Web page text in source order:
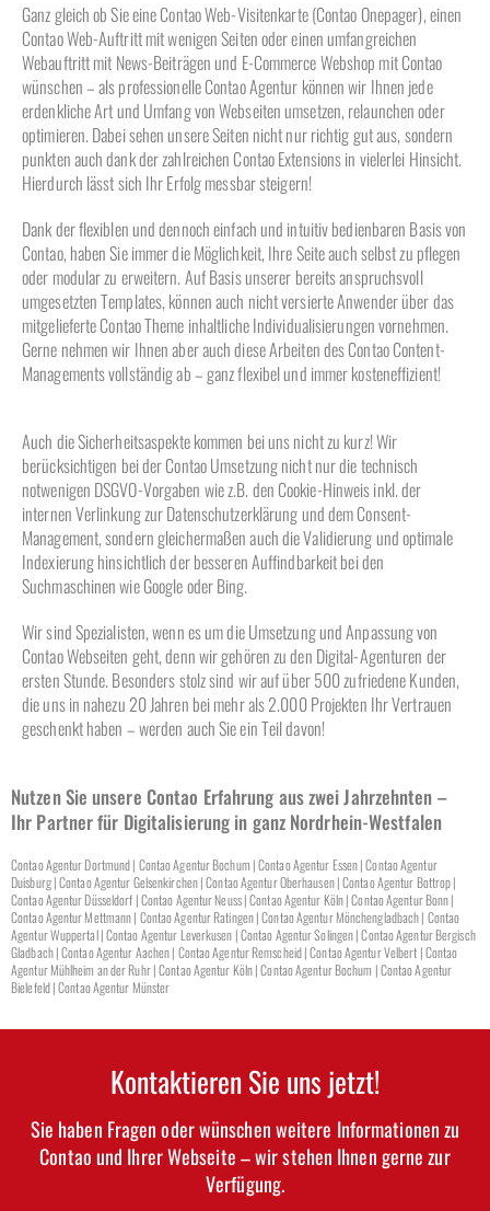
Ganz gleich ob Sie eine Contao Web-Visitenkarte (Contao Onepager), einen
Contao Web-Auftritt mit wenigen Seiten oder einen umfangreichen
Webauftritt mit News-Beiträgen und E-Commerce Webshop mit Contao
wünschen – als professionelle Contao Agentur können wir Ihnen jede
erdenkliche Art und Umfang von Webseiten umsetzen, relaunchen oder
optimieren. Dabei sehen unsere Seiten nicht nur richtig gut aus, sondern
punkten auch dank der zahlreichen Contao Extensions in vielerlei Hinsicht.
Hierdurch lässt sich Ihr Erfolg messbar steigern!
Dank der flexiblen und dennoch einfach und intuitiv bedienbaren Basis von
Contao, haben Sie immer die Möglichkeit, Ihre Seite auch selbst zu pflegen
oder modular zu erweitern. Auf Basis unserer bereits anspruchsvoll
umgesetzten Templates, können auch nicht versierte Anwender über das
mitgelieferte Contao Theme inhaltliche Individualisierungen vornehmen.
Gerne nehmen wir Ihnen aber auch diese Arbeiten des Contao Content-
Managements vollständig ab – ganz flexibel und immer kosteneffizient!
Auch die Sicherheitsaspekte kommen bei uns nicht zu kurz! Wir
berücksichtigen bei der Contao Umsetzung nicht nur die technisch
notwenigen DSGVO-Vorgaben wie z.B. den Cookie-Hinweis inkl. der
internen Verlinkung zur Datenschutzerklärung und dem Consent-
Management, sondern gleichermaßen auch die Validierung und optimale
Indexierung hinsichtlich der besseren Auffindbarkeit bei den
Suchmaschinen wie Google oder Bing.
Wir sind Spezialisten, wenn es um die Umsetzung und Anpassung von
Contao Webseiten geht, denn wir gehören zu den Digital-Agenturen der
ersten Stunde. Besonders stolz sind wir auf über 500 zufriedene Kunden,
die uns in nahezu 20 Jahren bei mehr als 2.000 Projekten Ihr Vertrauen
geschenkt haben – werden auch Sie ein Teil davon!
Nutzen Sie unsere Contao Erfahrung aus zwei Jahrzehnten –
Ihr Partner für Digitalisierung in ganz Nordrhein-Westfalen
Contao Agentur Dortmund | Contao Agentur Bochum | Contao Agentur Essen | Contao Agentur
Duisburg | Contao Agentur Gelsenkirchen | Contao Agentur Oberhausen | Contao Agentur Bottrop |
Contao Agentur Düsseldorf | Contao Agentur Neuss | Contao Agentur Köln | Contao Agentur Bonn |
Contao Agentur Mettmann | Contao Agentur Ratingen | Contao Agentur Mönchengladbach | Contao
Agentur Wuppertal | Contao Agentur Leverkusen | Contao Agentur Solingen | Contao Agentur Bergisch
Gladbach | Contao Agentur Aachen | Contao Agentur Remscheid | Contao Agentur Velbert | Contao
Agentur Mühlheim an der Ruhr | Contao Agentur Köln | Contao Agentur Bochum | Contao Agentur
Bielefeld | Contao Agentur Münster
Kontaktieren Sie uns jetzt!
Sie haben Fragen oder wünschen weitere Informationen zu
Contao und Ihrer Webseite – wir stehen Ihnen gerne zur
Verfügung.